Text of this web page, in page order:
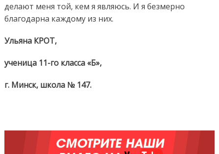
делают меня той, кем я являюсь. И я безмерно
благодарна каждому из них.
Ульяна КРОТ,
ученица 11-го класса «Б»,
г. Минск, школа № 147.